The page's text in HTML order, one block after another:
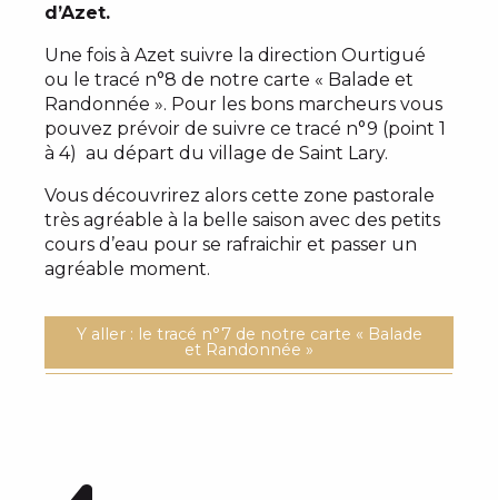
d’Azet.
Une fois à Azet suivre la direction Ourtigué
ou le tracé n°8 de notre carte « Balade et
Randonnée ». Pour les bons marcheurs vous
pouvez prévoir de suivre ce tracé n°9 (point 1
à 4) au départ du village de Saint Lary.
Vous découvrirez alors cette zone pastorale
très agréable à la belle saison avec des petits
cours d’eau pour se rafraichir et passer un
agréable moment.
Y aller : le tracé n°7 de notre carte « Balade
et Randonnée »